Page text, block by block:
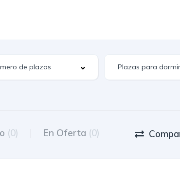
(0) En Oferta (0)